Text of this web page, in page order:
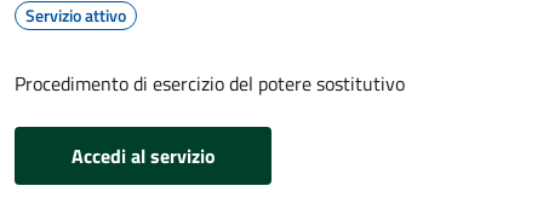
Servizio attivo
Procedimento di esercizio del potere sostitutivo
Accedi al servizio